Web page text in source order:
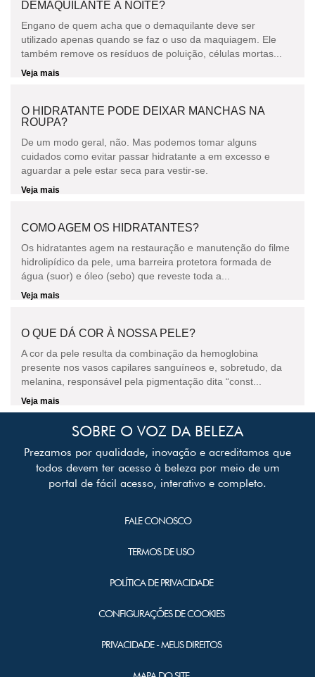
DEMAQUILANTE À NOITE?
Engano de quem acha que o demaquilante deve ser
utilizado apenas quando se faz o uso da maquiagem. Ele
também remove os resíduos de poluição, células mortas...
Veja mais
O HIDRATANTE PODE DEIXAR MANCHAS NA
ROUPA?
De um modo geral, não. Mas podemos tomar alguns
cuidados como evitar passar hidratante a em excesso e
aguardar a pele estar seca para vestir-se.
Veja mais
COMO AGEM OS HIDRATANTES?
Os hidratantes agem na restauração e manutenção do filme
hidrolipídico da pele, uma barreira protetora formada de
água (suor) e óleo (sebo) que reveste toda a...
Veja mais
O QUE DÁ COR À NOSSA PELE?
A cor da pele resulta da combinação da hemoglobina
presente nos vasos capilares sanguíneos e, sobretudo, da
melanina, responsável pela pigmentação dita “const...
Veja mais
SOBRE O VOZ DA BELEZA
Prezamos por qualidade, inovação e acreditamos que
todos devem ter acesso à beleza por meio de um
portal de fácil acesso, interativo e completo.
FALE CONOSCO
TERMOS DE USO
POLÍTICA DE PRIVACIDADE
CONFIGURAÇÕES DE COOKIES
PRIVACIDADE - MEUS DIREITOS